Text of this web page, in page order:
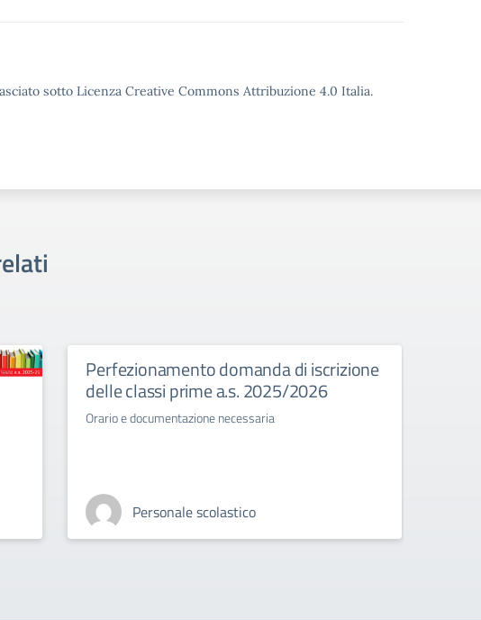
sotto Licenza Creative Commons Attribuzione 4.0 Italia.
Perfezionamento domanda di iscrizione
delle classi prime a.s. 2025/2026
Orario e documentazione necessaria
Personale scolastico